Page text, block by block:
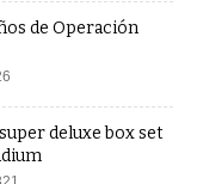
de Operación
deluxe box set